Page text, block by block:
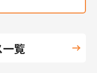
一覧